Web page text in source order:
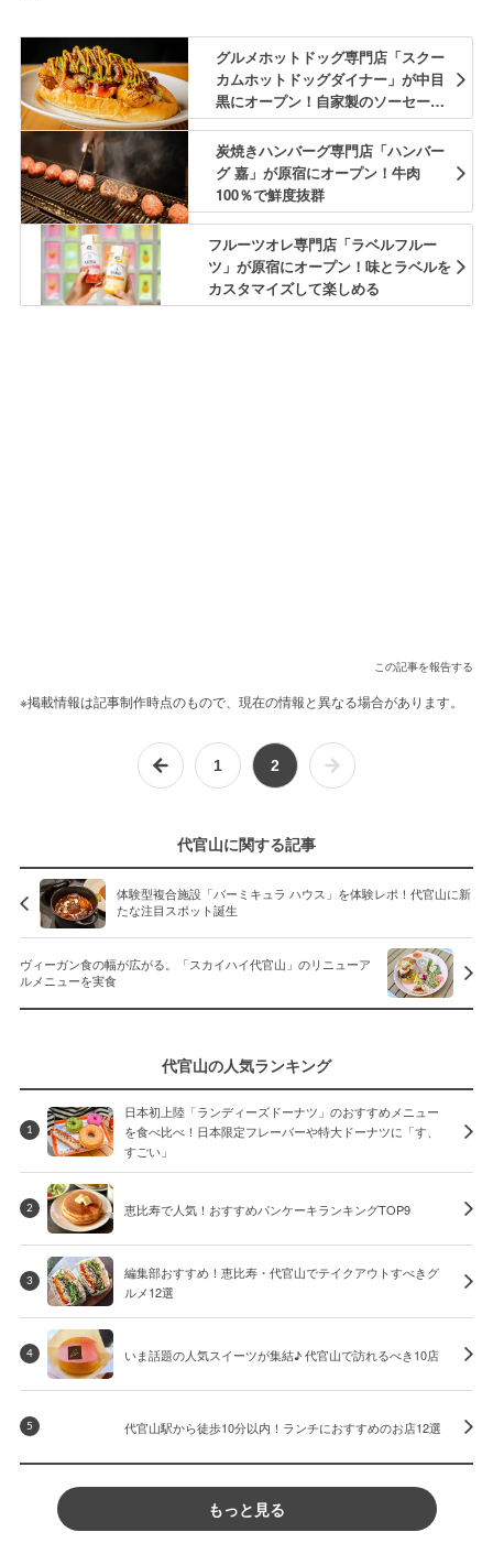
グルメホットドッグ専門店「スクー
カムホットドッグダイナー」が中目
黒にオープン！自家製のソーセージ
を使用
炭焼きハンバーグ専門店「ハンバー
グ 嘉」が原宿にオープン！牛肉
100％で鮮度抜群
フルーツオレ専門店「ラベルフルー
ツ」が原宿にオープン！味とラベルを
カスタマイズして楽しめる
この記事を報告する
※掲載情報は記事制作時点のもので、現在の情報と異なる場合があります。
1 2
代官山に関する記事
体験型複合施設「バーミキュラ ハウス」を体験レポ！代官山に新
たな注目スポット誕生
ヴィーガン食の幅が広がる。「スカイハイ代官山」のリニューア
ルメニューを実食
代官山の人気ランキング
1
日本初上陸「ランディーズドーナツ」のおすすめメニュー
を食べ比べ！日本限定フレーバーや特大ドーナツに「す、
すごい」
2 恵比寿で人気！おすすめパンケーキランキングTOP9
3
編集部おすすめ！恵比寿・代官山でテイクアウトすべきグ
ルメ12選
4 いま話題の人気スイーツが集結♪ 代官山で訪れるべき10店
5 代官山駅から徒歩10分以内！ランチにおすすめのお店12選
もっと見る